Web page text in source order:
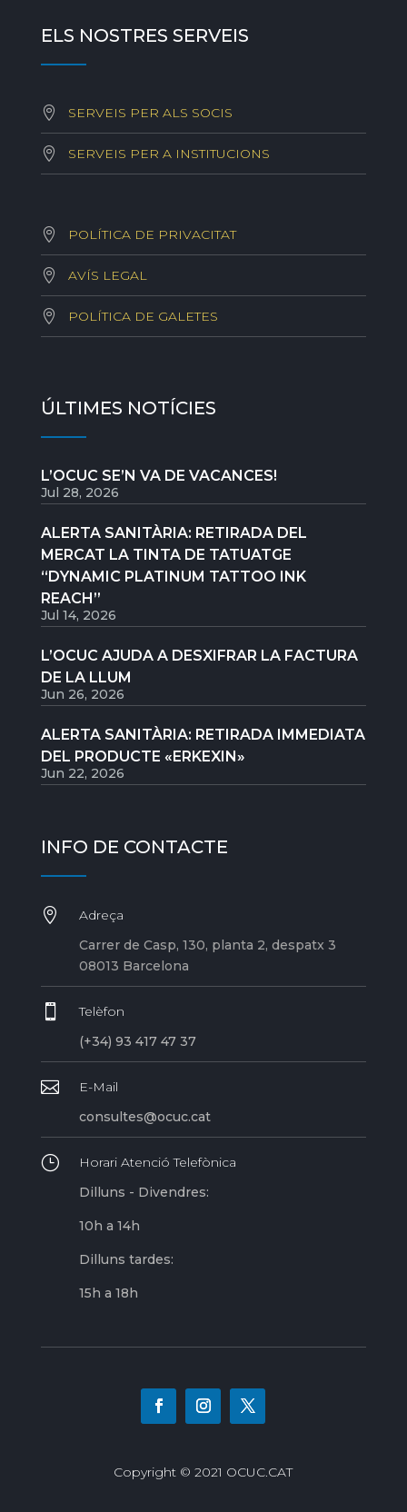
ELS NOSTRES SERVEIS
SERVEIS PER ALS SOCIS
SERVEIS PER A INSTITUCIONS
POLÍTICA DE PRIVACITAT
AVÍS LEGAL
POLÍTICA DE GALETES
ÚLTIMES NOTÍCIES
L’OCUC SE’N VA DE VACANCES!
Jul 28, 2026
ALERTA SANITÀRIA: RETIRADA DEL
MERCAT LA TINTA DE TATUATGE
“DYNAMIC PLATINUM TATTOO INK
REACH”
Jul 14, 2026
L’OCUC AJUDA A DESXIFRAR LA FACTURA
DE LA LLUM
Jun 26, 2026
ALERTA SANITÀRIA: RETIRADA IMMEDIATA
DEL PRODUCTE «ERKEXIN»
Jun 22, 2026
INFO DE CONTACTE

Adreça
Carrer de Casp, 130, planta 2, despatx 3
08013 Barcelona

Telèfon
(+34) 93 417 47 37

E-Mail
consultes@ocuc.cat
}
Horari Atenció Telefònica
Dilluns - Divendres:
10h a 14h
Dilluns tardes:
15h a 18h
Copyright © 2021 OCUC.CAT